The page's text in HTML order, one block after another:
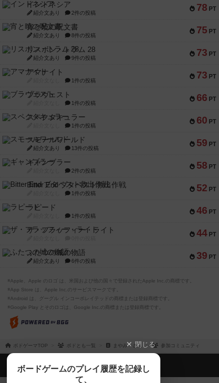
78 PT
インドネシア
紹介文あり 2件の投稿
75 PT
宵と暁の呪文書
紹介文あり 8件の投稿
73 PT
リスボン・トラム 28
紹介文あり 9件の投稿
73 PT
アマナイト
1件の投稿
66 PT
ブラヴェスト
1件の投稿
60 PT
スペクタキュラー
1件の投稿
59 PT
スモールワールド
紹介文あり 13件の投稿
58 PT
ギャンブラー
2件の投稿
52 PT
Bitter End ブタペスト救出作戦
1件の投稿
46 PT
ラピード
1件の投稿
44 PT
ザ・フラッフィー・ライト
39 PT
ふたつの城の物語
紹介文あり 6件の投稿
※Apple、Apple のロゴ は、米国および他の国々で登録されたApple Inc.の商標です。
※App Store は、Apple Inc.のサービスマークです。
※Android は、グーグル インコーポレイテッドの商標または登録商標です。
※Google Play とそのロゴは、Google Inc.の商標または登録商標です。
ボドゲーマTOP ボドとも一覧 まやみーさん 参加コミュニティ
閉じる
ボードゲームのプレイ履歴を記録し
て、
ボドゲーマTOP